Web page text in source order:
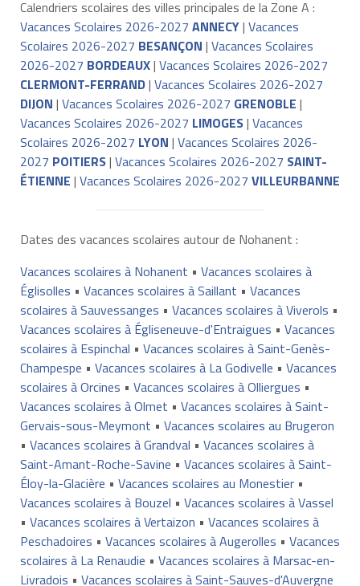
Calendriers scolaires des villes principales de la Zone A :
Vacances Scolaires 2026-2027 ANNECY| Vacances
Scolaires 2026-2027 BESANÇON | Vacances Scolaires
2026-2027 BORDEAUX| Vacances Scolaires 2026-2027
CLERMONT-FERRAND| Vacances Scolaires 2026-2027
DIJON | Vacances Scolaires 2026-2027 GRENOBLE |
Vacances Scolaires 2026-2027 LIMOGES| Vacances
Scolaires 2026-2027 LYON | Vacances Scolaires 2026-
2027 POITIERS| Vacances Scolaires 2026-2027 SAINT-
ÉTIENNE | Vacances Scolaires 2026-2027 VILLEURBANNE
Dates des vacances scolaires autour de Nohanent :
Vacances scolaires à Nohanent • Vacances scolaires à
Églisolles • Vacances scolaires à Saillant • Vacances
scolaires à Sauvessanges • Vacances scolaires à Viverols •
Vacances scolaires à Égliseneuve-d'Entraigues • Vacances
scolaires à Espinchal • Vacances scolaires à Saint-Genès-
Champespe • Vacances scolaires à La Godivelle • Vacances
scolaires à Orcines • Vacances scolaires à Olliergues •
Vacances scolaires à Olmet • Vacances scolaires à Saint-
Gervais-sous-Meymont • Vacances scolaires au Brugeron
• Vacances scolaires à Grandval • Vacances scolaires à
Saint-Amant-Roche-Savine • Vacances scolaires à Saint-
Éloy-la-Glacière • Vacances scolaires au Monestier•
Vacances scolaires à Bouzel • Vacances scolaires à Vassel
• Vacances scolaires à Vertaizon • Vacances scolaires à
Peschadoires • Vacances scolaires à Augerolles • Vacances
scolaires à La Renaudie • Vacances scolaires à Marsac-en-
Livradois • Vacances scolaires à Saint-Sauves-d'Auvergne